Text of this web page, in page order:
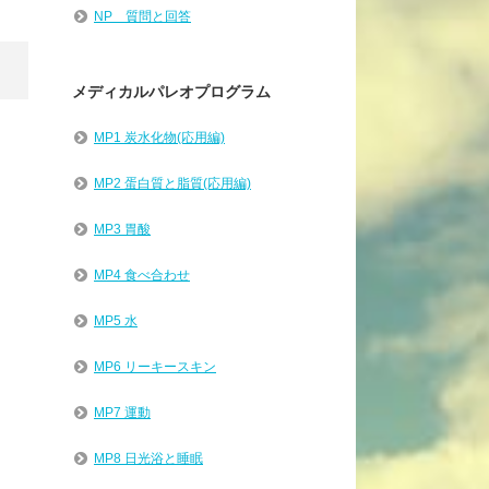
NP 質問と回答
メディカルパレオプログラム
MP1 炭水化物(応用編)
MP2 蛋白質と脂質(応用編)
MP3 胃酸
MP4 食べ合わせ
MP5 水
MP6 リーキースキン
MP7 運動
MP8 日光浴と睡眠